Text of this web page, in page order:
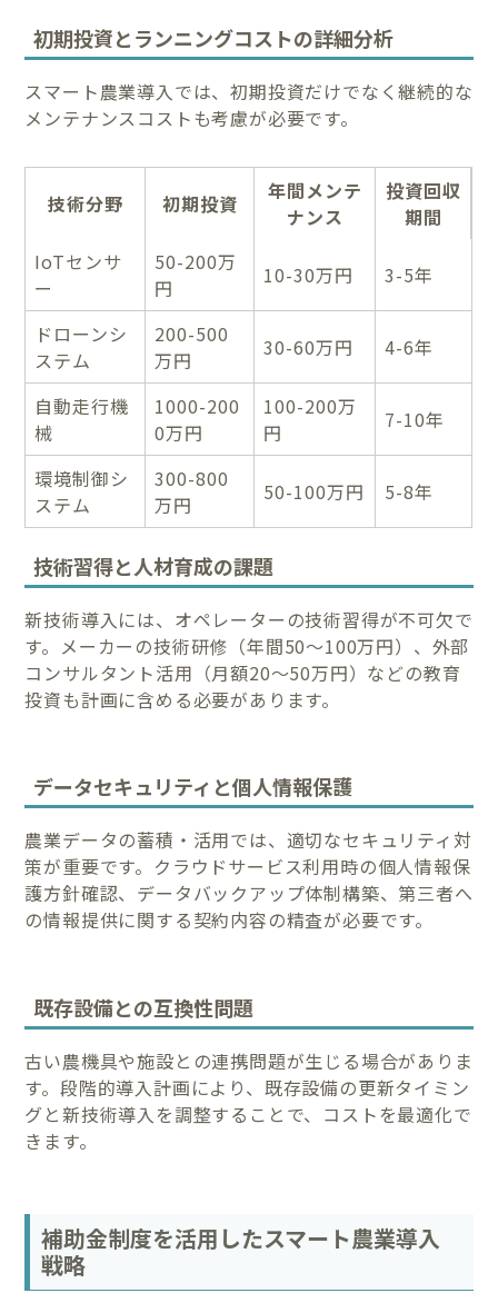
初期投資とランニングコストの詳細分析
スマート農業導入では、初期投資だけでなく継続的な
メンテナンスコストも考慮が必要です。
技術分野 初期投資
年間メンテ
ナンス
投資回収
期間
IoTセンサ
ー
50-200万
円
10-30万円 3-5年
ドローンシ
ステム
200-500
万円
30-60万円 4-6年
自動走行機
械
1000-200
0万円
100-200万
円
7-10年
環境制御シ
ステム
300-800
万円
50-100万円 5-8年
技術習得と人材育成の課題
新技術導入には、オペレーターの技術習得が不可欠で
す。メーカーの技術研修（年間50〜100万円）、外部
コンサルタント活用（月額20〜50万円）などの教育
投資も計画に含める必要があります。
データセキュリティと個人情報保護
農業データの蓄積・活用では、適切なセキュリティ対
策が重要です。クラウドサービス利用時の個人情報保
護方針確認、データバックアップ体制構築、第三者へ
の情報提供に関する契約内容の精査が必要です。
既存設備との互換性問題
古い農機具や施設との連携問題が生じる場合がありま
す。段階的導入計画により、既存設備の更新タイミン
グと新技術導入を調整することで、コストを最適化で
きます。
補助金制度を活用したスマート農業導入
戦略